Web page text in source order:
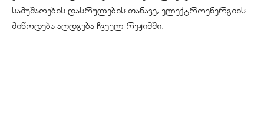
სამუშაოების დასრულების თანავე, ელექტროენერგიის
მიწოდება აღდგება ჩვეულ რეჟიმში.